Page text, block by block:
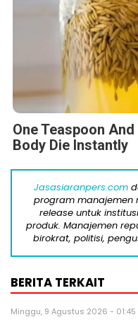
One Teaspoon
Body Die Instantly
Jasasiaranpers.com
program manajemen
release untuk
produk. Manajemen
birokrat, politisi,
BERITA TERKAIT
Minggu, 9 Agustus 2026 - 01:45